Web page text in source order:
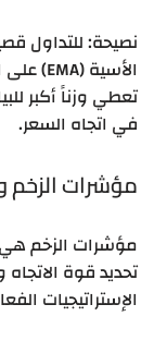
نصيحة: للتداول
تعطي وزناً أكبر
في اتجاه السعر.
مؤشرات الزخم
مؤشرات الزخم
تحديد قوة
الإستراتيجيات